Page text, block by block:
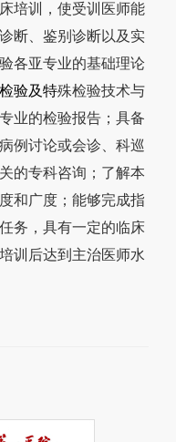
培训， 使受训医师能
断、鉴别诊断以及实
各亚专业的基础理论
验及特殊检验技术与
业的检验报告； 具备
例讨论或会诊、科巡
的专科咨询；了解本
和广度；能够完成指
务，具有一定的临床
训后达到主治医师水